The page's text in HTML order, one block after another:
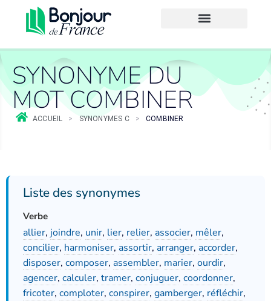
SYNONYME DU
MOT COMBINER
ACCUEIL > SYNONYMES C > COMBINER
Liste des synonymes
Verbe
allier, joindre, unir, lier, relier, associer, mêler,
concilier, harmoniser, assortir, arranger, accorder,
disposer, composer, assembler, marier, ourdir,
agencer, calculer, tramer, conjuguer, coordonner,
fricoter, comploter, conspirer, gamberger, réfléchir,